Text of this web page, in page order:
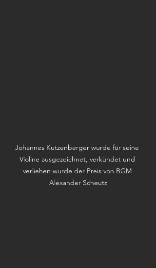
Johannes Kutzenberger wurde für seine
Violine ausgezeichnet, verkündet und
verliehen wurde der Preis von BGM
Alexander Scheutz